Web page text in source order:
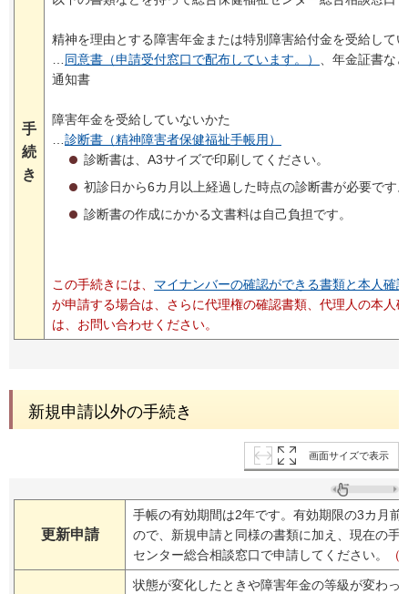
手
続
き
精神を理由とする障害年金または特別障害給付金を受給して
同意書（申請受付窓口で配布しています。）
、年金証書な
通知書
障害年金を受給していないかた
診断書（精神障害者保健福祉手帳用）
診断書は、A3サイズで印刷してください。
初診日から6カ月以上経過した時点の診断書が必要です
診断書の作成にかかる文書料は自己負担です。
この手続きには、 マイナンバーの確認ができる書類と本人確
が申請する場合は、さらに代理権の確認書類、代理人の本人
は、お問い合わせください。
新規申請以外の手続き
画面サイズで表示
更新申請
手帳の有効期間は2年です。有効期限の3カ月前
ので、新規申請と同様の書類に加え、現在の手
センター総合相談窓口で申請してください。
（
状態が変化したときや障害年金の等級が変わっ